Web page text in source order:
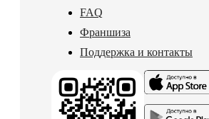
FAQ
Франшиза
Поддержка и контакты